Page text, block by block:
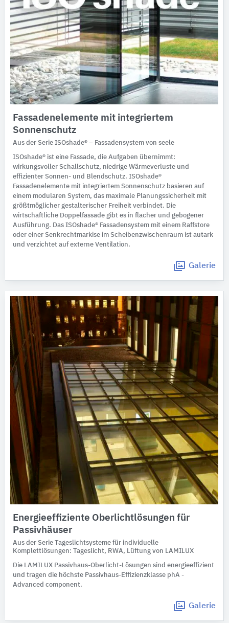
Fassadenelemente mit integriertem
Sonnenschutz
Aus der Serie ISOshade® – Fassadensystem von seele
ISOshade® ist eine Fassade, die Aufgaben übernimmt:
wirkungsvoller Schallschutz, niedrige Wärmeverluste und
effizienter Sonnen- und Blendschutz. ISOshade®
Fassadenelemente mit integriertem Sonnenschutz basieren auf
einem modularen System, das maximale Planungssicherheit mit
größtmöglicher gestalterischer Freiheit verbindet. Die
wirtschaftliche Doppelfassade gibt es in flacher und gebogener
Ausführung. Das ISOshade® Fassadensystem mit einem Raffstore
oder einer Senkrechtmarkise im Scheibenzwischenraum ist autark
und verzichtet auf externe Ventilation.
Galerie
Energieeffiziente Oberlichtlösungen für
Passivhäuser
Aus der Serie Tageslichtsysteme für individuelle
Komplettlösungen: Tageslicht, RWA, Lüftung von LAMILUX
Die LAMILUX Passivhaus-Oberlicht-Lösungen sind energieeffizient
und tragen die höchste Passivhaus-Effizienzklasse phA -
Advanced component.
Galerie